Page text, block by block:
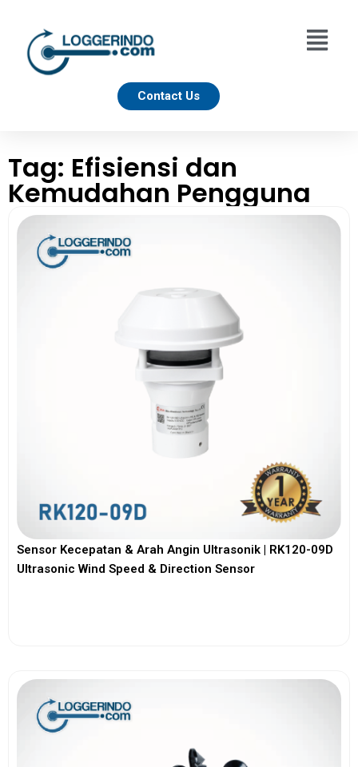
Contact Us
Tag: Efisiensi dan
Kemudahan Pengguna
Sensor Kecepatan & Arah Angin Ultrasonik | RK120-09D
Ultrasonic Wind Speed & Direction Sensor